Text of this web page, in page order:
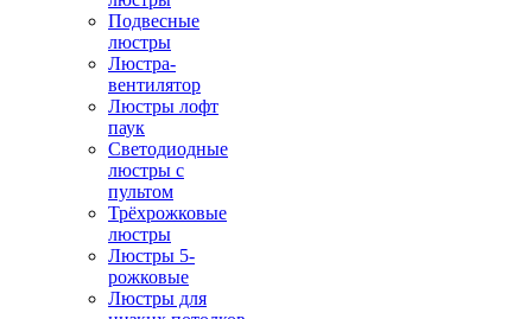
Подвесные
люстры
Люстра-
вентилятор
Люстры лофт
паук
Светодиодные
люстры с
пультом
Трёхрожковые
люстры
Люстры 5-
рожковые
Люстры для